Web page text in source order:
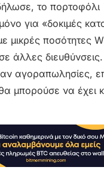
το πορτοφόλι
για «δοκιμές
μικρές ποσότητες
άλλες διευθύνσεις.
αγοραπωλησίες,
μπορούσε να έχει